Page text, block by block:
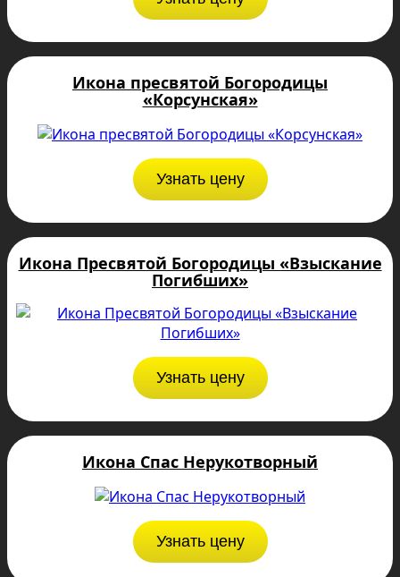
Икона пресвятой Богородицы
«Корсунская»
Узнать цену
Икона Пресвятой Богородицы «Взыскание
Погибших»
Узнать цену
Икона Спас Нерукотворный
Узнать цену